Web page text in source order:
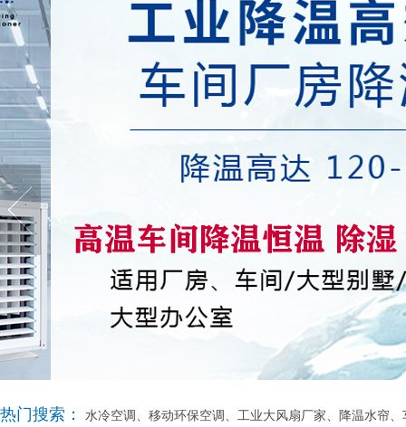
热门搜索： 水冷空调、移动环保空调、工业大风扇厂家、降温水帘